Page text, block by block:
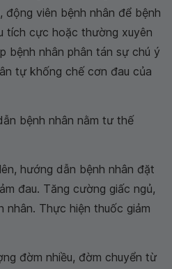
viên bệnh nhân để bệnh
tích cực hoặc thường xuyên
bệnh nhân phân tán sự chú ý
tự khống chế cơn đau của
bệnh nhân nằm tư thế
hướng dẫn bệnh nhân đặt
đau. Tăng cường giấc ngủ,
nhân. Thực hiện thuốc giảm
đờm nhiều, đờm chuyển từ